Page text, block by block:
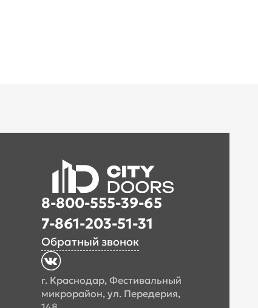
8-800-555-39-65
7-861-203-51-31
Обратный звонок
г. Краснодар, Фестивальный
микрорайон, ул. Передерия,